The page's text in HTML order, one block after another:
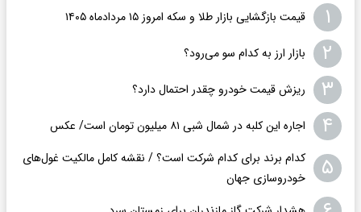
۱ قیمت بازگشایی بازار طلا و سکه امروز ۱۵ مردادماه ۱۴۰۵
۲ بازار ارز به کدام سو می‌رود؟
۳ ریزش قیمت خودرو چقدر احتمال دارد؟
۴ اجاره این کلبه در شمال شبی ۸۱ میلیون تومان است/ عکس
۵
کدام برند برای کدام شرکت است؟ / نقشه کامل مالکیت غول‌های
خودروسازی جهان